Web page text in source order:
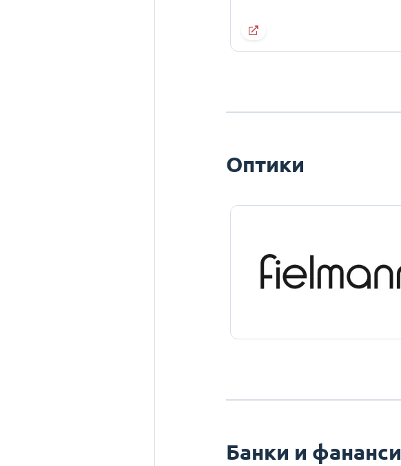
Оптики
Банки и фананси